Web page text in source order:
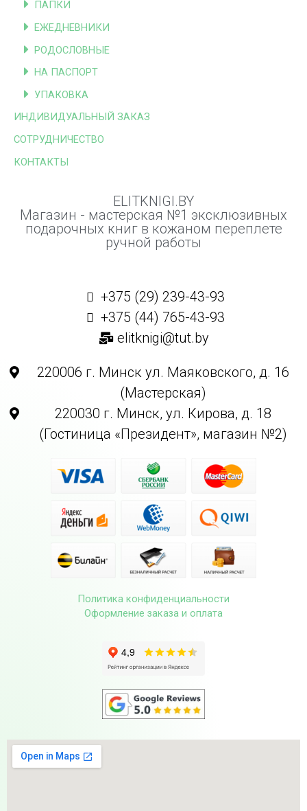
ПАПКИ
ЕЖЕДНЕВНИКИ
РОДОСЛОВНЫЕ
НА ПАСПОРТ
УПАКОВКА
ИНДИВИДУАЛЬНЫЙ ЗАКАЗ
СОТРУДНИЧЕСТВО
КОНТАКТЫ
ELITKNIGI.BY
Магазин - мастерская №1 эксклюзивных
подарочных книг в кожаном переплете
ручной работы
+375 (29) 239-43-93
+375 (44) 765-43-93
elitknigi@tut.by
220006 г. Минск ул. Маяковского, д. 16
(Мастерская)
220030 г. Минск, ул. Кирова, д. 18
(Гостиница «Президент», магазин №2)
Политика конфиденциальности
Оформление заказа и оплата